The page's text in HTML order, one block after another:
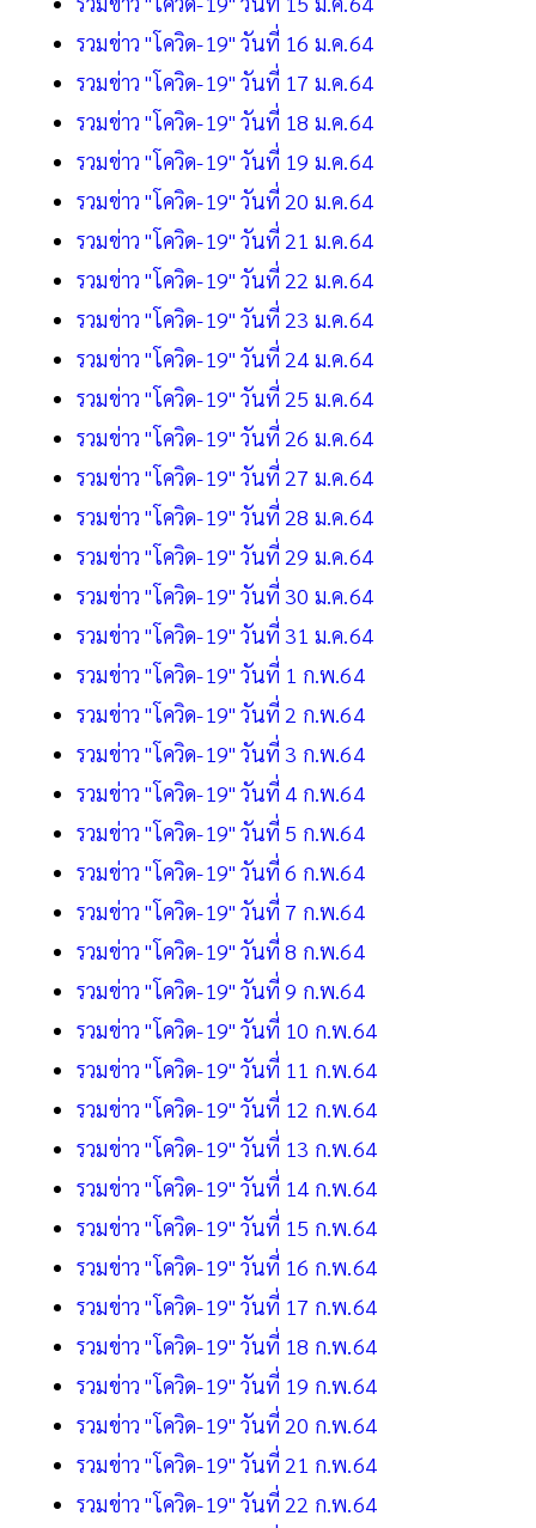
รวมข่าว "โควิด-19" วันที่ 16 ม.ค.64
รวมข่าว "โควิด-19" วันที่ 17 ม.ค.64
รวมข่าว "โควิด-19" วันที่ 18 ม.ค.64
รวมข่าว "โควิด-19" วันที่ 19 ม.ค.64
รวมข่าว "โควิด-19" วันที่ 20 ม.ค.64
รวมข่าว "โควิด-19" วันที่ 21 ม.ค.64
รวมข่าว "โควิด-19" วันที่ 22 ม.ค.64
รวมข่าว "โควิด-19" วันที่ 23 ม.ค.64
รวมข่าว "โควิด-19" วันที่ 24 ม.ค.64
รวมข่าว "โควิด-19" วันที่ 25 ม.ค.64
รวมข่าว "โควิด-19" วันที่ 26 ม.ค.64
รวมข่าว "โควิด-19" วันที่ 27 ม.ค.64
รวมข่าว "โควิด-19" วันที่ 28 ม.ค.64
รวมข่าว "โควิด-19" วันที่ 29 ม.ค.64
รวมข่าว "โควิด-19" วันที่ 30 ม.ค.64
รวมข่าว "โควิด-19" วันที่ 31 ม.ค.64
รวมข่าว "โควิด-19" วันที่ 1 ก.พ.64
รวมข่าว "โควิด-19" วันที่ 2 ก.พ.64
รวมข่าว "โควิด-19" วันที่ 3 ก.พ.64
รวมข่าว "โควิด-19" วันที่ 4 ก.พ.64
รวมข่าว "โควิด-19" วันที่ 5 ก.พ.64
รวมข่าว "โควิด-19" วันที่ 6 ก.พ.64
รวมข่าว "โควิด-19" วันที่ 7 ก.พ.64
รวมข่าว "โควิด-19" วันที่ 8 ก.พ.64
รวมข่าว "โควิด-19" วันที่ 9 ก.พ.64
รวมข่าว "โควิด-19" วันที่ 10 ก.พ.64
รวมข่าว "โควิด-19" วันที่ 11 ก.พ.64
รวมข่าว "โควิด-19" วันที่ 12 ก.พ.64
รวมข่าว "โควิด-19" วันที่ 13 ก.พ.64
รวมข่าว "โควิด-19" วันที่ 14 ก.พ.64
รวมข่าว "โควิด-19" วันที่ 15 ก.พ.64
รวมข่าว "โควิด-19" วันที่ 16 ก.พ.64
รวมข่าว "โควิด-19" วันที่ 17 ก.พ.64
รวมข่าว "โควิด-19" วันที่ 18 ก.พ.64
รวมข่าว "โควิด-19" วันที่ 19 ก.พ.64
รวมข่าว "โควิด-19" วันที่ 20 ก.พ.64
รวมข่าว "โควิด-19" วันที่ 21 ก.พ.64
รวมข่าว "โควิด-19" วันที่ 22 ก.พ.64